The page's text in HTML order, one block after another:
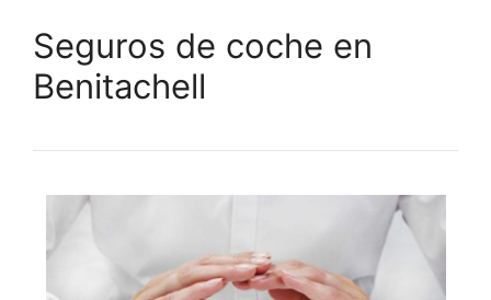
Seguros de coche en
Benitachell